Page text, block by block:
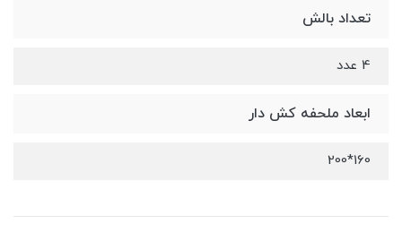
تعداد بالش
4 عدد
ابعاد ملحفه کش دار
160*200